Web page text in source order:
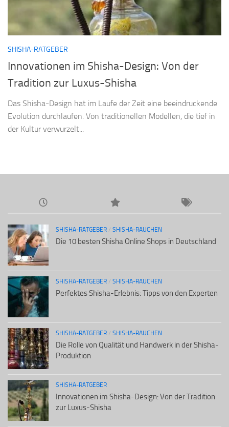
SHISHA-RATGEBER
Innovationen im Shisha-Design: Von der
Tradition zur Luxus-Shisha
Das Shisha-Design hat im Laufe der Zeit eine beeindruckende
Evolution durchlaufen. Von traditionellen Modellen, die tief in
der Kultur verwurzelt...
SHISHA-RATGEBER / SHISHA-RAUCHEN
Die 10 besten Shisha Online Shops in Deutschland
SHISHA-RATGEBER / SHISHA-RAUCHEN
Perfektes Shisha-Erlebnis: Tipps von den Experten
SHISHA-RATGEBER / SHISHA-RAUCHEN
Die Rolle von Qualität und Handwerk in der Shisha-
Produktion
SHISHA-RATGEBER
Innovationen im Shisha-Design: Von der Tradition
zur Luxus-Shisha